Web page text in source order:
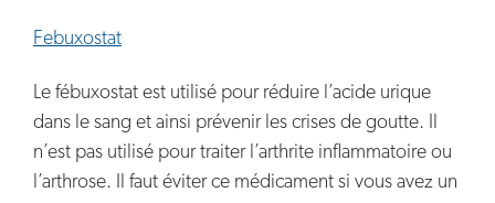
Febuxostat
Le fébuxostat est utilisé pour réduire l’acide urique
dans le sang et ainsi prévenir les crises de goutte. Il
n’est pas utilisé pour traiter l’arthrite inflammatoire ou
l’arthrose. Il faut éviter ce médicament si vous avez un